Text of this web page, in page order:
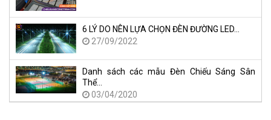
6 LÝ DO NÊN LỰA CHỌN ĐÈN ĐƯỜNG LED…
27/09/2022
Danh sách các mẫu Đèn Chiếu Sáng Sân
Thể…
03/04/2020